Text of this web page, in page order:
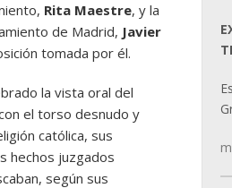
Rita Maestre, y la
de Madrid, Javier
tomada por él.
la vista oral del
el torso desnudo y
católica, sus
hechos juzgados
según sus